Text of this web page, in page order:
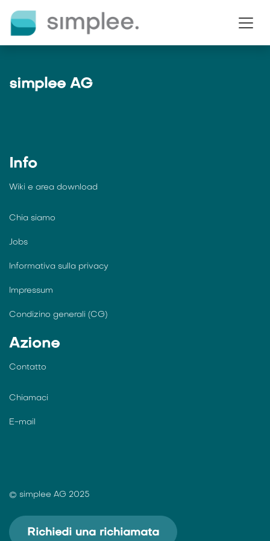
simplee AG
Info
Wiki e area download
Chia siamo
Jobs
Informativa sulla privacy
Impressum
Condizino generali (CG)
Azione
Contatto
Chiamaci
E-mail
© simplee AG 2025
Richiedi una richiamata